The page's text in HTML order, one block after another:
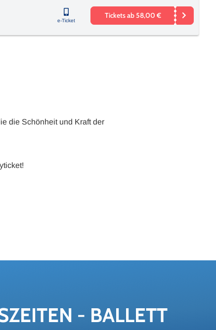
e-Ticket
Tickets ab 58,00 €
die Schönheit und Kraft der
- BAL­LETT